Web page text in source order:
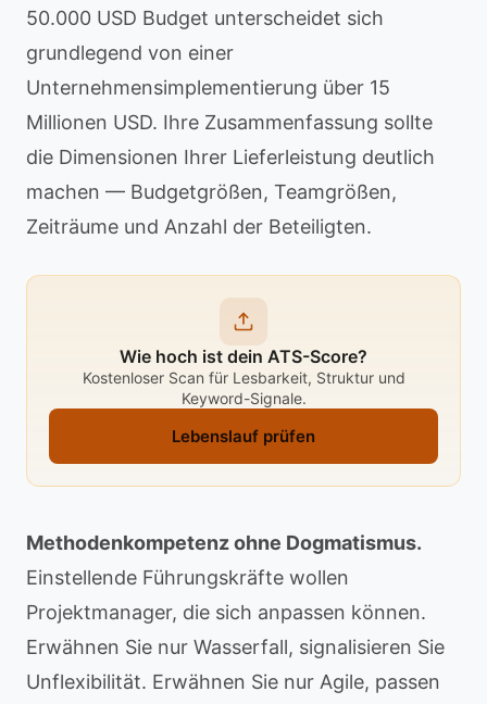
50.000 USD Budget unterscheidet sich
grundlegend von einer
Unternehmensimplementierung über 15
Millionen USD. Ihre Zusammenfassung sollte
die Dimensionen Ihrer Lieferleistung deutlich
machen — Budgetgrößen, Teamgrößen,
Zeiträume und Anzahl der Beteiligten.
Wie hoch ist dein ATS-Score?
Kostenloser Scan für Lesbarkeit, Struktur und
Keyword-Signale.
Lebenslauf prüfen
Methodenkompetenz ohne Dogmatismus.
Einstellende Führungskräfte wollen
Projektmanager, die sich anpassen können.
Erwähnen Sie nur Wasserfall, signalisieren Sie
Unflexibilität. Erwähnen Sie nur Agile, passen